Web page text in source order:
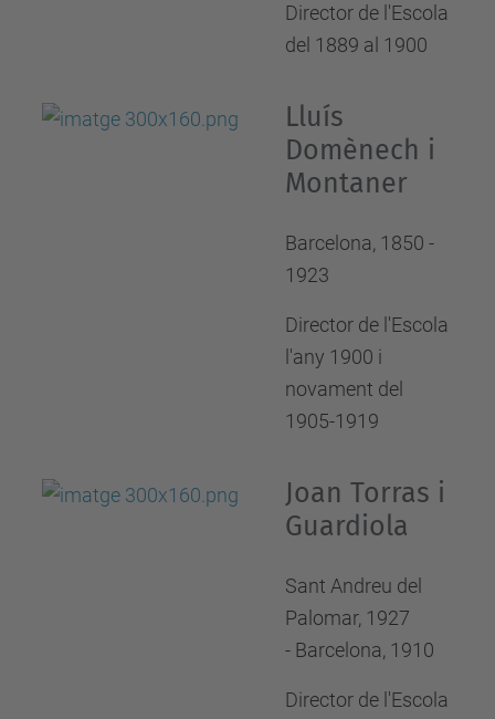
Director de l'Escola
del 1889 al 1900
Lluís
Domènech i
Montaner
Barcelona, 1850 -
1923
Director de l'Escola
l'any 1900 i
novament del
1905-1919
Joan Torras i
Guardiola
Sant Andreu del
Palomar, 1927
- Barcelona, 1910
Director de l'Escola